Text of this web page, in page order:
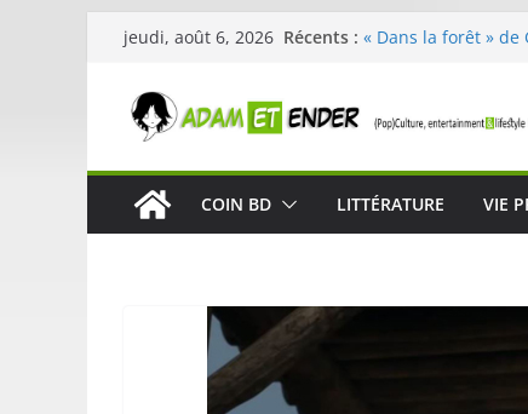
Passer
contenu
jeudi, août 6, 2026 Récents : « Dans la forêt »
Célestin en
« In The Beginning
néoclassique de
Skullcandy dévoile
COIN BD LITTÉRATURE VIE